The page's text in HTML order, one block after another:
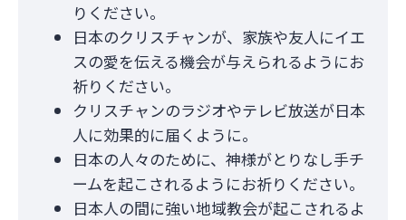
りください。
日本のクリスチャンが、家族や友人にイエ
スの愛を伝える機会が与えられるようにお
祈りください。
クリスチャンのラジオやテレビ放送が日本
人に効果的に届くように。
日本の人々のために、神様がとりなし手チ
ームを起こされるようにお祈りください。
日本人の間に強い地域教会が起こされるよ